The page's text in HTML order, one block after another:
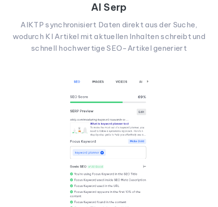
AI Serp
AIKTP synchronisiert Daten direkt aus der Suche,
wodurch KI Artikel mit aktuellen Inhalten schreibt und
schnell hochwertige SEO-Artikel generiert